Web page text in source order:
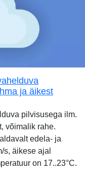
ja äikest
pilvisusega ilm.
võimalik rahe.
edela- ja
s, äikese ajal
on 17..23°C.